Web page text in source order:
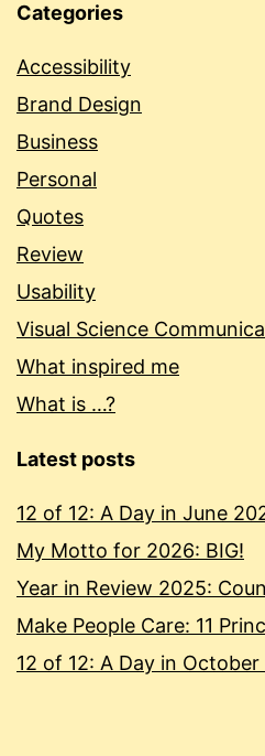
Categories
Accessibility
Brand Design
Business
Personal
Quotes
Review
Usability
Visual Science
What inspired me
What is …?
Latest posts
12 of 12: A Day in June
My Motto for 2026: BIG!
Year in Review 2025:
Make People Care: 11
12 of 12: A Day in